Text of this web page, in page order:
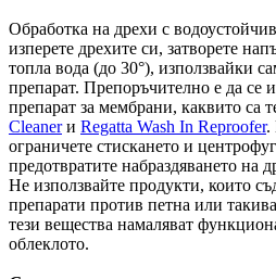
Обработка на дрехи с
изперете дрехите си, затворете
топла вода (до 30°), използвайки
препарат. Препоръчително е да се
препарат за мембрани, каквито са
Cleanerи Regatta Wash In Reproofer.
ограничете стискането и
предотвратите набраздяването на
Не използвайте продукти, които
препарати против петна или
тези вещества намаляват
облеклото.